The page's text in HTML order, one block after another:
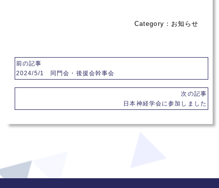
Category： お知らせ
前の記事
2024/5/1 同門会・後援会幹事会
次の記事
日本神経学会に参加しました